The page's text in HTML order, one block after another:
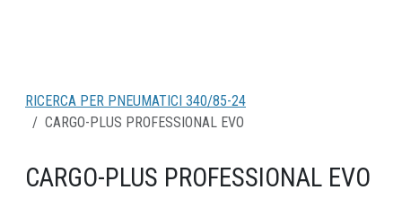
RICERCA PER PNEUMATICI 340/85-24
CARGO-PLUS PROFESSIONAL EVO
CARGO-PLUS PROFESSIONAL EVO